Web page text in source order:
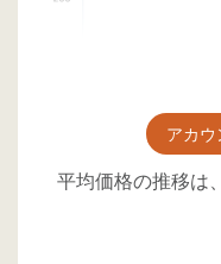
アカウ
平均価格の推移は